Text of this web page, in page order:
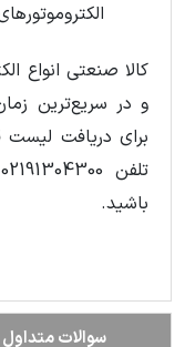
کالا صنعتی انواع
و در سریع‌ترین
برای دریافت لیست
باشید.
سوالات متداول